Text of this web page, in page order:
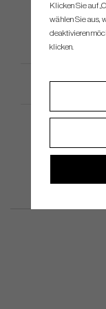
Klicken Sie auf
wählen Sie aus,
deaktivieren
klicken.